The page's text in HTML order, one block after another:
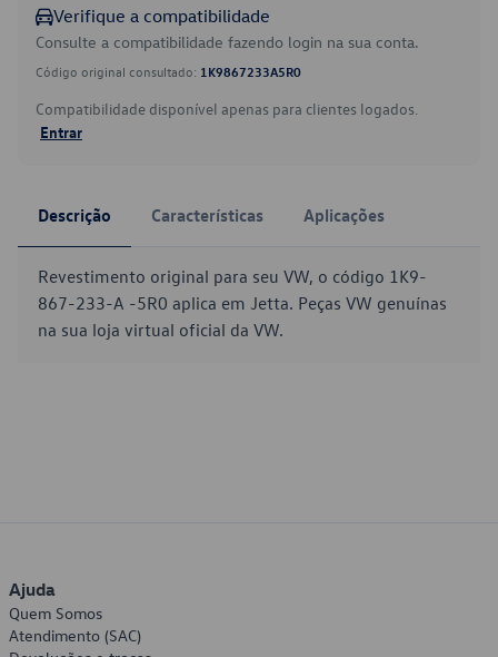
Verifique a compatibilidade
Consulte a compatibilidade fazendo login na sua conta.
Código original consultado: 1K9867233A5R0
Compatibilidade disponível apenas para clientes logados.
Entrar
Descrição Características Aplicações
Revestimento original para seu VW, o código 1K9-
867-233-A -5R0 aplica em Jetta. Peças VW genuínas
na sua loja virtual oficial da VW.
Ajuda
Quem Somos
Atendimento (SAC)